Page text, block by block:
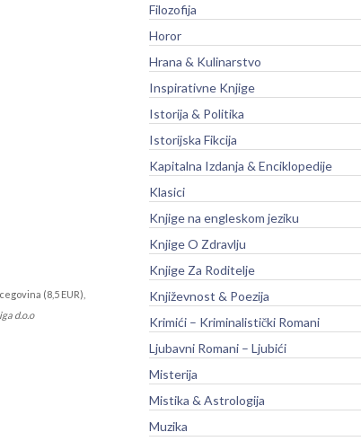
(8,5 EUR),
d.o.o
Filozofija
Horor
Hrana & Kulinarstvo
Inspirativne Knjige
Istorija & Politika
Istorijska Fikcija
Kapitalna Izdanja & Enciklopedije
Klasici
Knjige na engleskom jeziku
Knjige O Zdravlju
Knjige Za Roditelje
Književnost & Poezija
Krimići – Kriminalistički Romani
Ljubavni Romani – Ljubići
Misterija
Mistika & Astrologija
Muzika